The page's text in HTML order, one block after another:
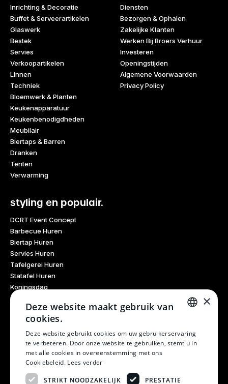
Inrichting & Decoratie
Buffet & Serveerartikelen
Glaswerk
Bestek
Servies
Verkoopartikelen
Linnen
Techniek
Bloemwerk & Planten
Keukenapparatuur
Keukenbenodigdheden
Meubilair
Biertaps & Barren
Dranken
Tenten
Verwarming
Diensten
Bezorgen & Ophalen
Zakelijke Klanten
Werken Bij Broers Verhuur
Investeren
Openingstijden
Algemene Voorwaarden
Privacy Policy
styling en populair.
DCRT Event Concept
Barbecue Huren
Biertap Huren
Servies Huren
Tafelgerei Huren
Statafel Huren
Koningsdag
Glaswerk Huren
Feestdagen
Haarlem Culinair
Evenementen Verhuur
Burendag
Oktoberfest
Bruiloft
Kerstfeest
DUTCH
×
Deze website maakt gebruik van
cookies.
Deze website gebruikt cookies om uw gebruikerservaring
te verbeteren. Door onze website te gebruiken, stemt u in
met alle cookies in overeenstemming met ons
Cookiebeleid. Lees verder
STRIKT NOODZAKELIJK PRESTATIE